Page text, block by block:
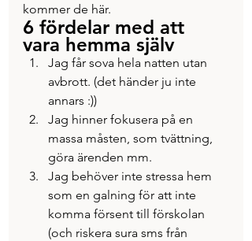
kommer de här.
6 fördelar med att
vara hemma själv
Jag får sova hela natten utan
avbrott. (det händer ju inte
annars :))
Jag hinner fokusera på en
massa måsten, som tvättning,
göra ärenden mm.
Jag behöver inte stressa hem
som en galning för att inte
komma försent till förskolan
(och riskera sura sms från